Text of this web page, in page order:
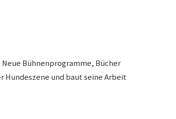
Bühnenprogramme, Bücher
und baut seine Arbeit